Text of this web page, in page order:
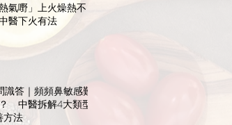
氣嘢」上火燥熱不
醫下火有法
識答｜頻頻鼻敏感難
中醫拆解4大類型
方法